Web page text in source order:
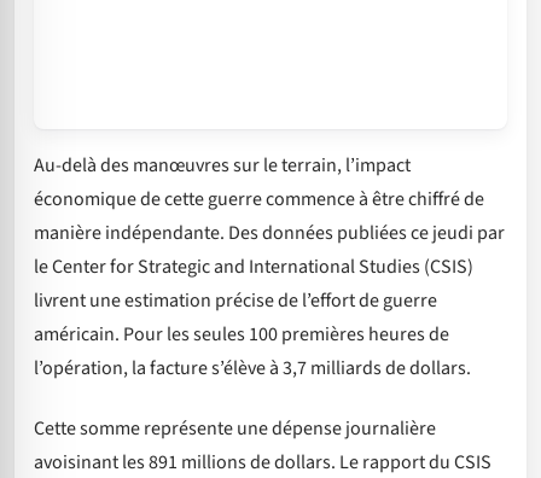
Au-delà des manœuvres sur le terrain, l’impact
économique de cette guerre commence à être chiffré de
manière indépendante. Des données publiées ce jeudi par
le Center for Strategic and International Studies (CSIS)
livrent une estimation précise de l’effort de guerre
américain. Pour les seules 100 premières heures de
l’opération, la facture s’élève à 3,7 milliards de dollars.
Cette somme représente une dépense journalière
avoisinant les 891 millions de dollars. Le rapport du CSIS